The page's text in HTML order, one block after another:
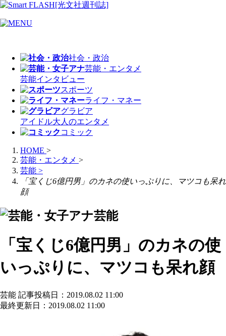
社会・政治
芸能・エンタメ
芸能インタビュー
スポーツ
ライフ・マネー
グラビア
アイドル大人のエンタメ
コミック
HOME >
芸能・エンタメ >
芸能 >
「宝くじ6億円男」のカネの使いっぷりに、マツコも呆れ
顔
芸能
「宝くじ6億円男」のカネの使
いっぷりに、マツコも呆れ顔
芸能 記事投稿日：2019.08.02 11:00
最終更新日：2019.08.02 11:00